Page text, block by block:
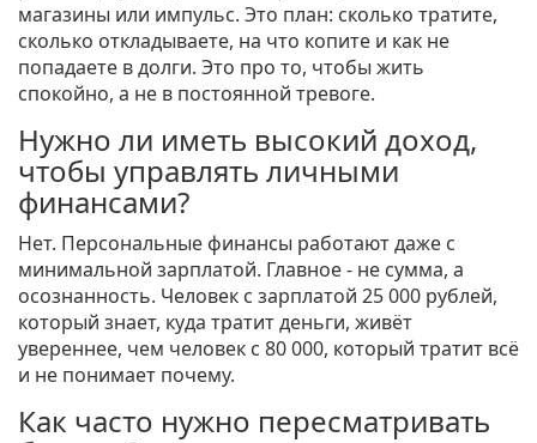
магазины или импульс. Это план: сколько тратите,
сколько откладываете, на что копите и как не
попадаете в долги. Это про то, чтобы жить
спокойно, а не в постоянной тревоге.
Нужно ли иметь высокий доход,
чтобы управлять личными
финансами?
Нет. Персональные финансы работают даже с
минимальной зарплатой. Главное - не сумма, а
осознанность. Человек с зарплатой 25 000 рублей,
который знает, куда тратит деньги, живёт
увереннее, чем человек с 80 000, который тратит всё
и не понимает почему.
Как часто нужно пересматривать